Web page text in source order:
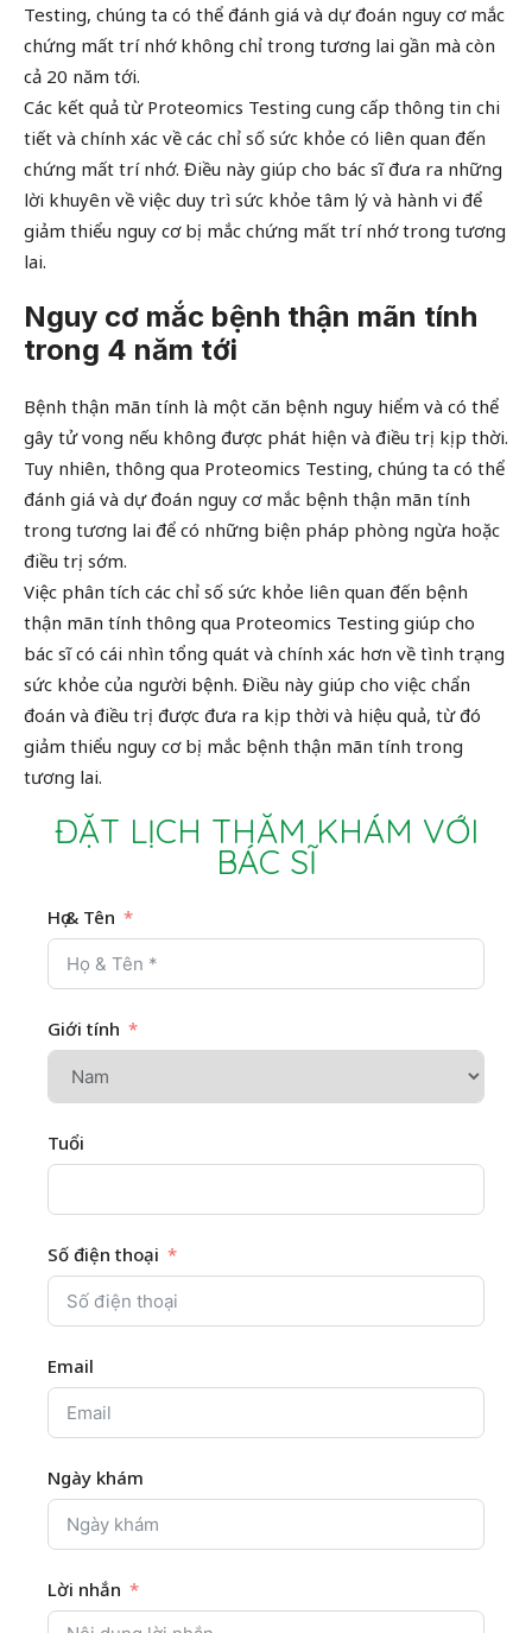
Testing, chúng ta có thể đánh giá và dự đoán nguy cơ mắc
chứng mất trí nhớ không chỉ trong tương lai gần mà còn
cả 20 năm tới.
Các kết quả từ Proteomics Testing cung cấp thông tin chi
tiết và chính xác về các chỉ số sức khỏe có liên quan đến
chứng mất trí nhớ. Điều này giúp cho bác sĩ đưa ra những
lời khuyên về việc duy trì sức khỏe tâm lý và hành vi để
giảm thiểu nguy cơ bị mắc chứng mất trí nhớ trong tương
lai.
Nguy cơ mắc bệnh thận mãn tính
trong 4 năm tới
Bệnh thận mãn tính là một căn bệnh nguy hiểm và có thể
gây tử vong nếu không được phát hiện và điều trị kịp thời.
Tuy nhiên, thông qua Proteomics Testing, chúng ta có thể
đánh giá và dự đoán nguy cơ mắc bệnh thận mãn tính
trong tương lai để có những biện pháp phòng ngừa hoặc
điều trị sớm.
Việc phân tích các chỉ số sức khỏe liên quan đến bệnh
thận mãn tính thông qua Proteomics Testing giúp cho
bác sĩ có cái nhìn tổng quát và chính xác hơn về tình trạng
sức khỏe của người bệnh. Điều này giúp cho việc chẩn
đoán và điều trị được đưa ra kịp thời và hiệu quả, từ đó
giảm thiểu nguy cơ bị mắc bệnh thận mãn tính trong
tương lai.
ĐẶT LỊCH THĂM KHÁM VỚI
BÁC SĨ
Họ & Tên
Giới tính
Tuổi
Số điện thoại
Email
Ngày khám
Lời nhắn